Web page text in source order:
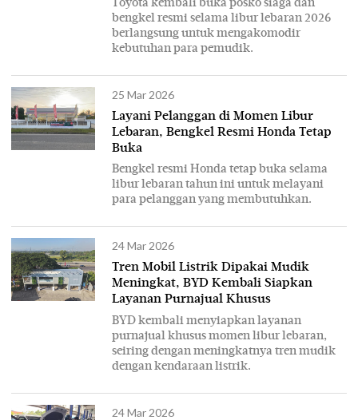
Toyota kembali buka posko siaga dan
bengkel resmi selama libur lebaran 2026
berlangsung untuk mengakomodir
kebutuhan para pemudik.
25 Mar 2026
Layani Pelanggan di Momen Libur
Lebaran, Bengkel Resmi Honda Tetap
Buka
Bengkel resmi Honda tetap buka selama
libur lebaran tahun ini untuk melayani
para pelanggan yang membutuhkan.
24 Mar 2026
Tren Mobil Listrik Dipakai Mudik
Meningkat, BYD Kembali Siapkan
Layanan Purnajual Khusus
BYD kembali menyiapkan layanan
purnajual khusus momen libur lebaran,
seiring dengan meningkatnya tren mudik
dengan kendaraan listrik.
24 Mar 2026